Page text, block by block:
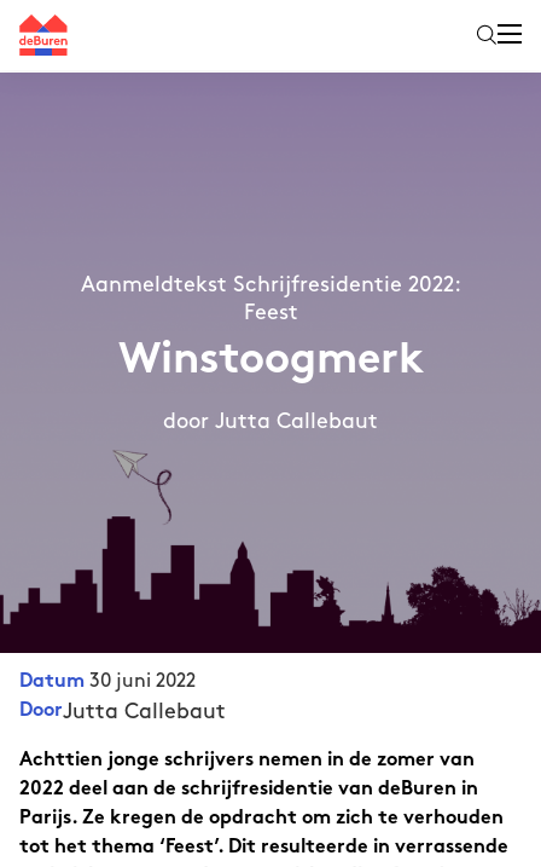
Aanmeldtekst Schrijfresidentie 2022:
Feest
Winstoogmerk
door Jutta Callebaut
Datum 30 juni 2022
DoorJutta Callebaut
Achttien jonge schrijvers nemen in de zomer van
2022 deel aan de schrijfresidentie van deBuren in
Parijs. Ze kregen de opdracht om zich te verhouden
tot het thema ‘Feest’. Dit resulteerde in verrassende